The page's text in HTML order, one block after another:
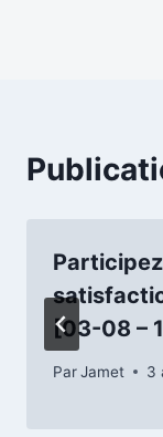
[03-08 –
ParJamet 3